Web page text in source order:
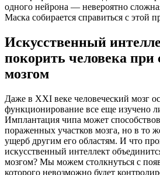
одного нейрона — невероятно
Маска собирается справиться с этой
Искусственный
покорить человека при
мозгом
Даже в XXI веке человеческий мозг
функционирование все еще изучено
Имплантация чипа может
пораженных участков мозга, но в то
ущерб другим его областям. И что
искусственный интеллект
мозгом? Мы можем столкнуться с
которого невозможно будет